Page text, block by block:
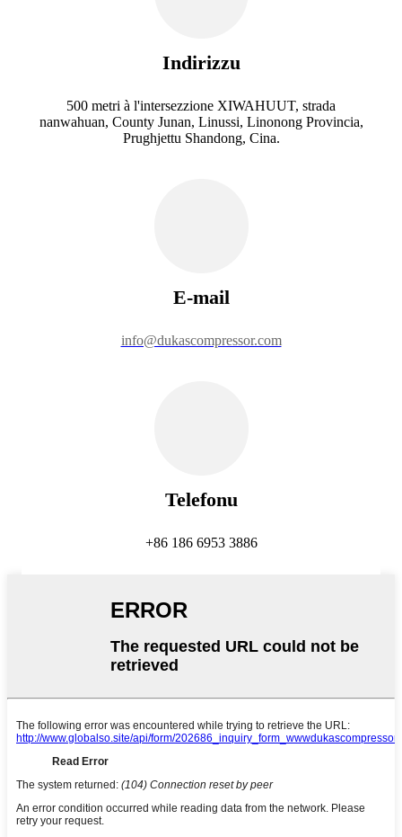
Indirizzu
500 metri à l'intersezzione XIWAHUUT, strada
nanwahuan, County Junan, Linussi, Linonong Provincia,
Prughjettu Shandong, Cina.
E-mail
info@dukascompressor.com
Telefonu
+86 186 6953 3886